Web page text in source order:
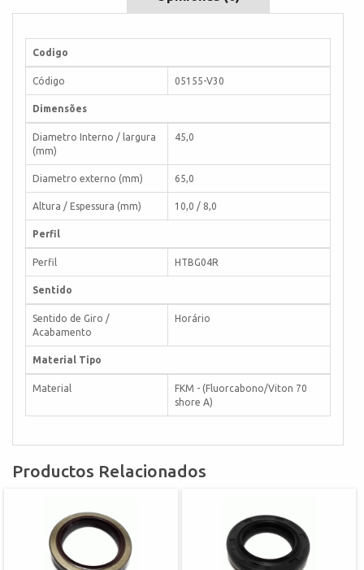
Codigo
Código 05155-V30
Dimensões
Diametro Interno / largura
(mm)
45,0
Diametro externo (mm) 65,0
Altura / Espessura (mm) 10,0 / 8,0
Perfil
Perfil HTBG04R
Sentido
Sentido de Giro /
Acabamento
Horário
Material Tipo
Material
FKM - (Fluorcabono/Viton 70
shore A)
Productos Relacionados